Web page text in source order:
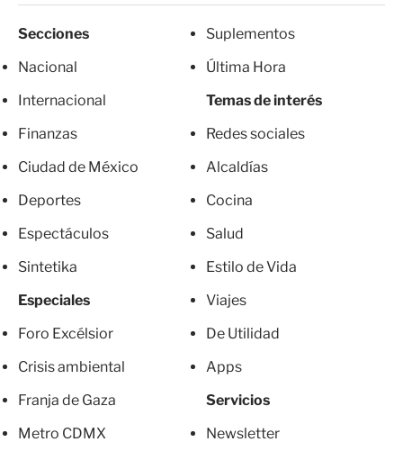
Secciones
Nacional
Internacional
Finanzas
Ciudad de México
Deportes
Espectáculos
Sintetika
Especiales
Foro Excélsior
Crisis ambiental
Franja de Gaza
Metro CDMX
Suplementos
Última Hora
Temas de interés
Redes sociales
Alcaldías
Cocina
Salud
Estilo de Vida
Viajes
De Utilidad
Apps
Servicios
Newsletter